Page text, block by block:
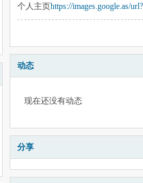
个人主页https://images.google.as/
动态
现在还没有动态
分享